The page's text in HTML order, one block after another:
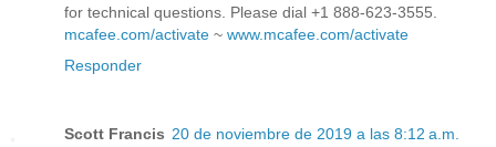
for technical questions. Please dial +1 888-623-3555.
mcafee.com/activate ~ www.mcafee.com/activate
Responder
Scott Francis 20 de noviembre de 2019 a las 8:12 a.m.